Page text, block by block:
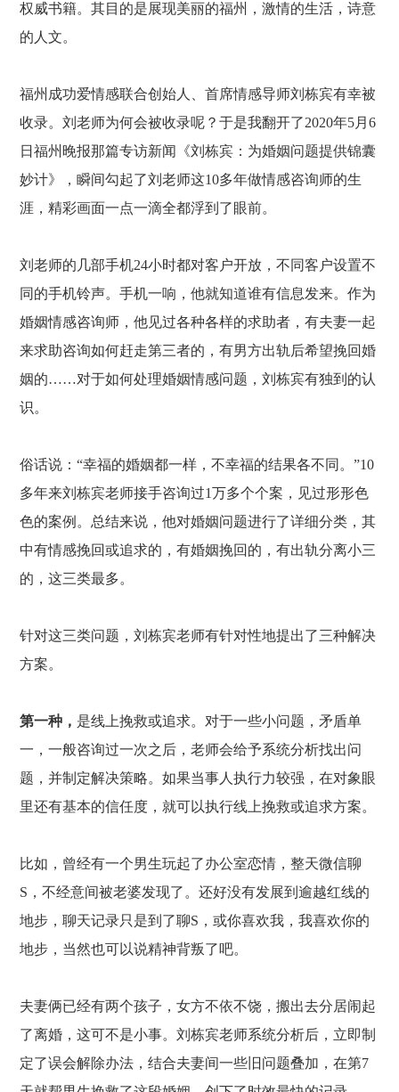
权威书籍。其目的是展现美丽的福州，激情的生活，诗意
的人文。
福州成功爱情感联合创始人、首席情感导师刘栋宾有幸被
收录。刘老师为何会被收录呢？于是我翻开了2020年5月6
日福州晚报那篇专访新闻《刘栋宾：为婚姻问题提供锦囊
妙计》，瞬间勾起了刘老师这10多年做情感咨询师的生
涯，精彩画面一点一滴全都浮到了眼前。
刘老师的几部手机24小时都对客户开放，不同客户设置不
同的手机铃声。手机一响，他就知道谁有信息发来。作为
婚姻情感咨询师，他见过各种各样的求助者，有夫妻一起
来求助咨询如何赶走第三者的，有男方出轨后希望挽回婚
姻的……对于如何处理婚姻情感问题，刘栋宾有独到的认
识。
俗话说：“幸福的婚姻都一样，不幸福的结果各不同。”10
多年来刘栋宾老师接手咨询过1万多个个案，见过形形色
色的案例。总结来说，他对婚姻问题进行了详细分类，其
中有情感挽回或追求的，有婚姻挽回的，有出轨分离小三
的，这三类最多。
针对这三类问题，刘栋宾老师有针对性地提出了三种解决
方案。
第一种， 是线上挽救或追求。对于一些小问题，矛盾单
一，一般咨询过一次之后，老师会给予系统分析找出问
题，并制定解决策略。如果当事人执行力较强，在对象眼
里还有基本的信任度，就可以执行线上挽救或追求方案。
比如，曾经有一个男生玩起了办公室恋情，整天微信聊
S，不经意间被老婆发现了。还好没有发展到逾越红线的
地步，聊天记录只是到了聊S，或你喜欢我，我喜欢你的
地步，当然也可以说精神背叛了吧。
夫妻俩已经有两个孩子，女方不依不饶，搬出去分居闹起
了离婚，这可不是小事。刘栋宾老师系统分析后，立即制
定了误会解除办法，结合夫妻间一些旧问题叠加，在第7